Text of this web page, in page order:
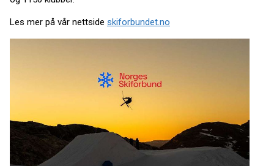
Les mer på vår nettside skiforbundet.no